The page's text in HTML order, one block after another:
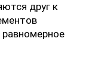
друг к
равномерное